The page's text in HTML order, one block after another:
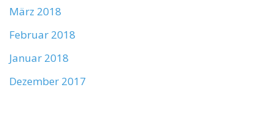
März 2018
Februar 2018
Januar 2018
Dezember 2017